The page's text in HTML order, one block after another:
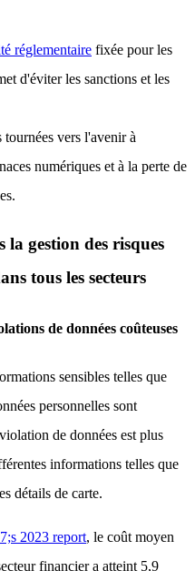
réglementaire fixée pour les
d'éviter les sanctions et les
tournées vers l'avenir à
numériques et à la perte de
la gestion des risques
tous les secteurs
de données coûteuses
sensibles telles que
personnelles sont
de données est plus
informations telles que
détails de carte.
2023 report, le coût moyen
financier a atteint 5,9